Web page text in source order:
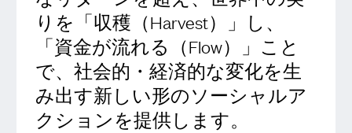
りを「収穫（Harvest）」し、
「資金が流れる（Flow）」こと
で、社会的・経済的な変化を生
み出す新しい形のソーシャルア
クションを提供します。